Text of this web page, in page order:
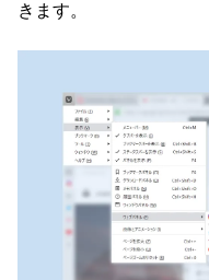
きます。